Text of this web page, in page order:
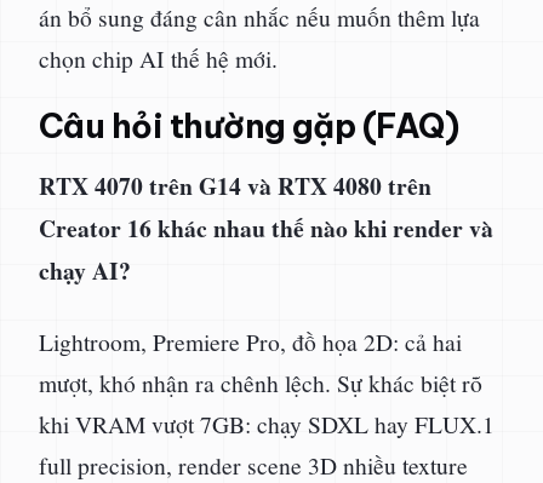
án bổ sung đáng cân nhắc nếu muốn thêm lựa
chọn chip AI thế hệ mới.
Câu hỏi thường gặp (FAQ)
RTX 4070 trên G14 và RTX 4080 trên
Creator 16 khác nhau thế nào khi render và
chạy AI?
Lightroom, Premiere Pro, đồ họa 2D: cả hai
mượt, khó nhận ra chênh lệch. Sự khác biệt rõ
khi VRAM vượt 7GB: chạy SDXL hay FLUX.1
full precision, render scene 3D nhiều texture